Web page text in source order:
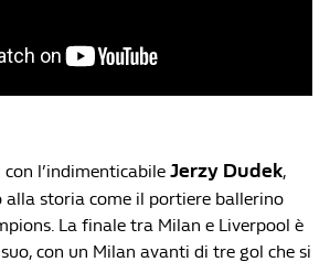
l’indimenticabile Jerzy Dudek,
alla storia come il portiere ballerino
La finale tra Milan e Liverpool è
con un Milan avanti di tre gol che si